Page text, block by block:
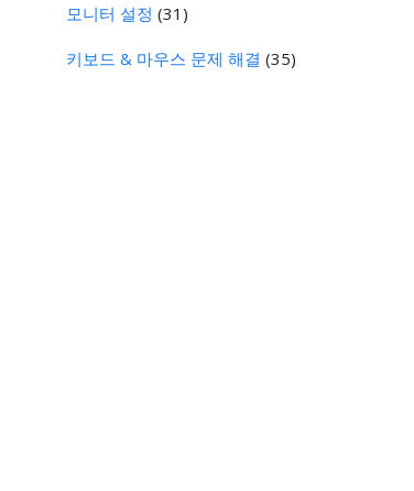
모니터 설정 (31)
키보드 & 마우스 문제 해결 (35)